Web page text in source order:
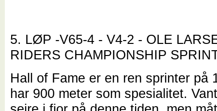
5. LØP -V65-4 - V4-2 - OLE
RIDERS CHAMPIONSHIP
Hall of Fame er en ren sprinter på
har 900 meter som spesialitet.